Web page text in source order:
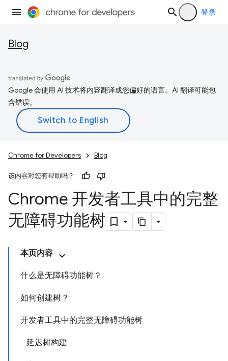
登录
Blog
Google 会使用 AI 技术将内容翻译成您偏好的语言。AI 翻译可能包
含错误。
Chrome for Developers Blog
该内容对您有帮助吗？
Chrome 开发者工具中的完整
无障碍功能树
本页内容
什么是无障碍功能树？
如何创建树？
开发者工具中的完整无障碍功能树
延迟树构建